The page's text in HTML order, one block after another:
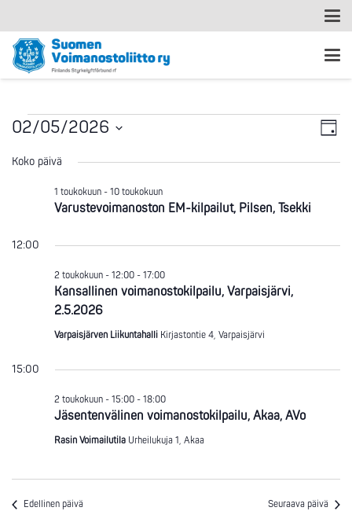
Tapahtumat
for
2.5.2026
Päivä
02/05/2026
päivä.
Koko päivä
Varustevoimanoston EM-kilpailut, Pilsen, Tsekki
1 toukokuun - 10 toukokuun
12:00
Kansallinen voimanostokilpailu, Varpaisjärvi,
2.5.2026
2 toukokuun - 12:00 - 17:00
Varpaisjärven Liikuntahalli Kirjastontie 4, Varpaisjärvi
15:00
Jäsentenvälinen voimanostokilpailu, Akaa, AVo
2 toukokuun - 15:00 - 18:00
Rasin Voimailutila Urheilukuja 1, Akaa
Edellinen päivä Seuraava päivä